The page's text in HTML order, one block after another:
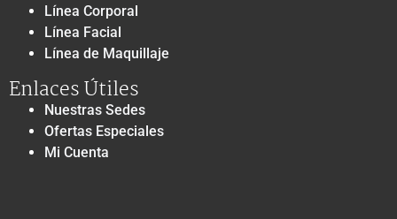
Línea Corporal
Línea Facial
Línea de Maquillaje
Enlaces Útiles
Nuestras Sedes
Ofertas Especiales
Mi Cuenta